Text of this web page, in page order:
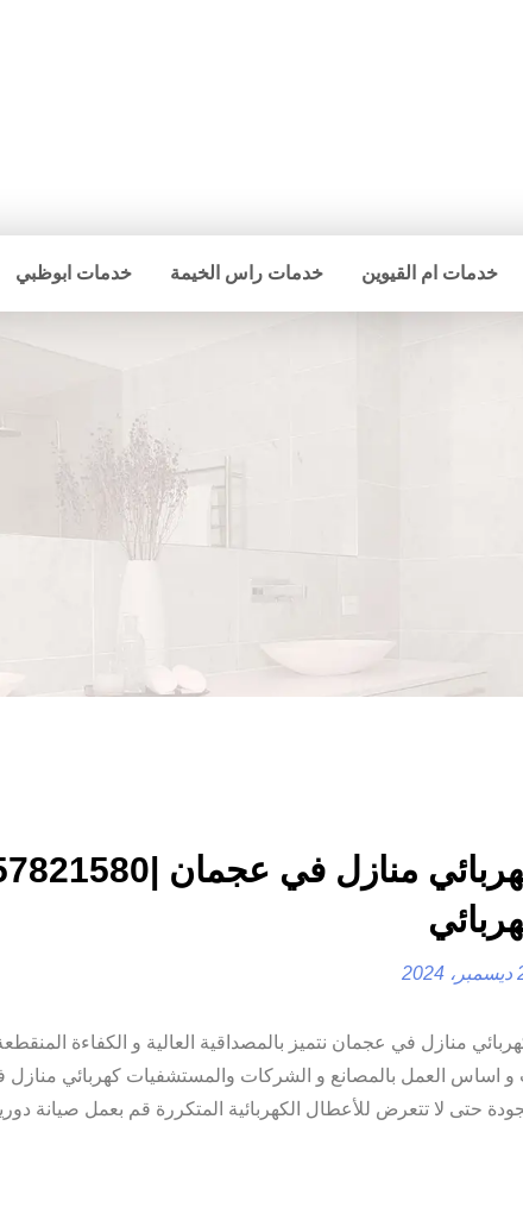
خدمات ام القيوين خدمات راس الخيمة خدمات ابوظبي
|0557821580 |فني كهربائي كهربائي منازل في عجمان نتميز بالمصداقية العالية و الكفاءة
و اساس العمل بالمصانع و الشركات والمستشفيات كهربائي
الجودة حتى لا تتعرض للأعطال الكهربائية المتكررة قم بعمل صيانة